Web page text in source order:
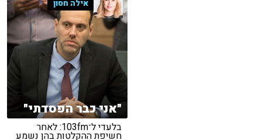
אילה חסון
"אני כבר הפסדתי"
בלעדי ל־103fm: לאחר
חשיפת ההקלטות בהן נשמע